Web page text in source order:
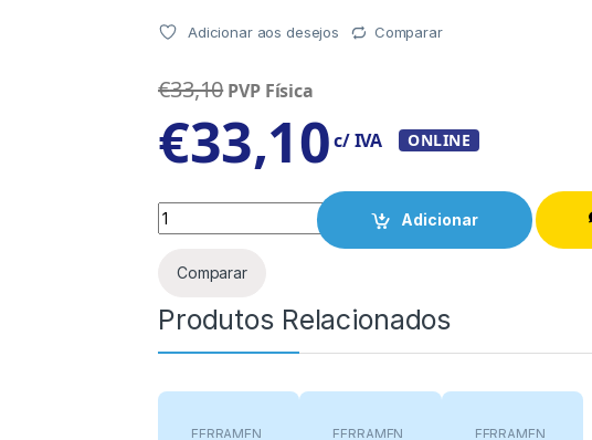
Adicionar aos desejos Comparar
€33,10 PVP Física
€33,10c/ IVA ONLINE
Quantity
Adicionar
Comparar
Produtos Relacionados
FERRAMEN
FERRAMEN
FERRAMEN